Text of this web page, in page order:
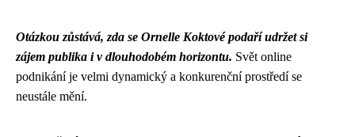
Otázkou zůstává, zda se Ornelle Koktové podaří udržet si
zájem publika i v dlouhodobém horizontu. Svět online
podnikání je velmi dynamický a konkurenční prostředí se
neustále mění.